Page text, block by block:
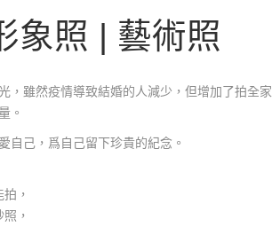
象照 | 藝術照
，雖然疫情導致結婚的人減少，但增加了拍全家
。
自己，爲自己留下珍貴的紀念。
，
，